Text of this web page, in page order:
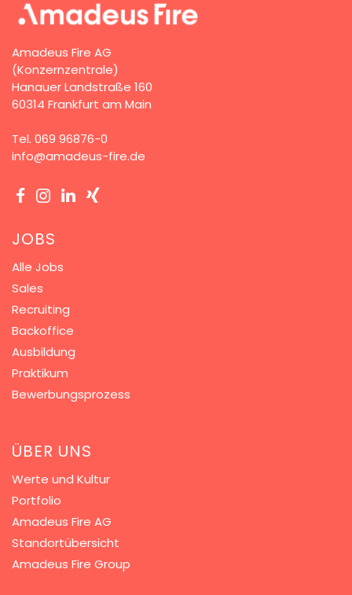
Amadeus Fire AG
(Konzernzentrale)
Hanauer Landstraße 160
60314 Frankfurt am Main
Tel. 069 96876-0
info@amadeus-fire.de
JOBS
Alle Jobs
Sales
Recruiting
Backoffice
Ausbildung
Praktikum
Bewerbungsprozess
ÜBER UNS
Werte und Kultur
Portfolio
Amadeus Fire AG
Standortübersicht
Amadeus Fire Group